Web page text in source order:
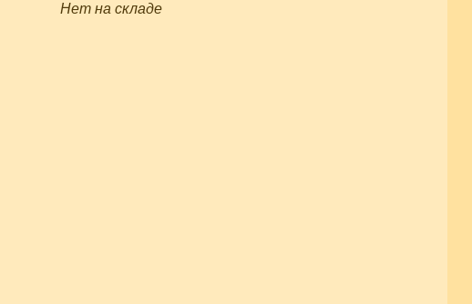
Нет на складе